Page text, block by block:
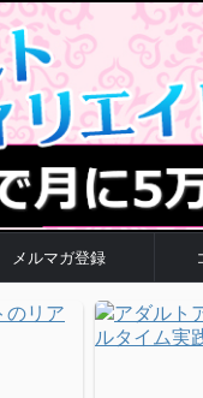
メルマガ登録